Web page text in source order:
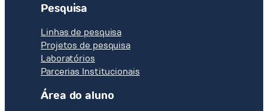
Pesquisa
Linhas de pesquisa
Projetos de pesquisa
Laboratórios
Parcerias Institucionais
Área do aluno